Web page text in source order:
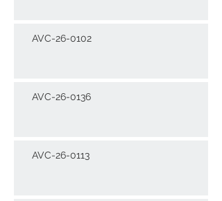
AVC-26-0102
AVC-26-0136
AVC-26-0113